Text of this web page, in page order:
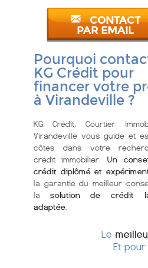
CONTACT
PAR EMAIL
Pourquoi
KG Crédit pour
financer votre
à Virandeville ?
KG Crédit, Courtier
Virandeville vous guide et
côtés dans votre
crédit immobilier. Un
crédit diplômé et
la garantie du meilleur
la solution de crédit
adaptée
Le
Et